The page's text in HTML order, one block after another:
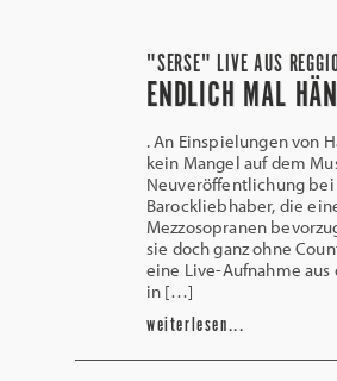
"SERSE" LIVE AUS
ENDLICH MAL
. An Einspielungen von
kein Mangel auf dem
Neuveröffentlichung bei
Barockliebhaber, die
Mezzosopranen
sie doch ganz ohne
eine Live-Aufnahme
in […]
weiterlesen...